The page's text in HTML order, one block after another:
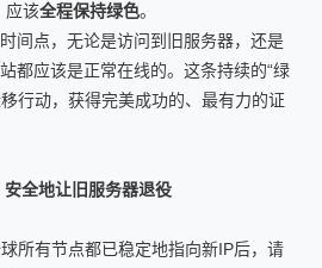
应该全程保持绿色。
间点，无论是访问到旧服务器，还是
都应该是正常在线的。这条持续的“绿
行动，获得完美成功的、最有力的证
全地让旧服务器退役
所有节点都已稳定地指向新IP后，请